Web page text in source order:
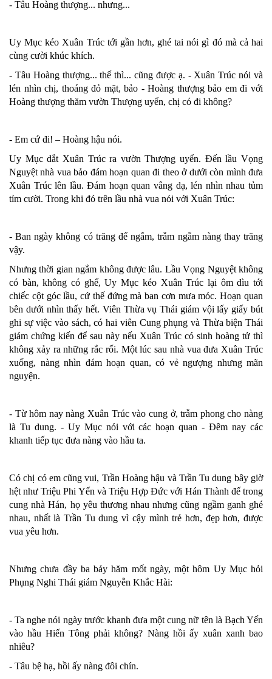
- Tâu Hoàng thượng... nhưng...
Uy Mục kéo Xuân Trúc tới gần hơn, ghé tai nói gì đó mà cả hai
cùng cười khúc khích.
- Tâu Hoàng thượng... thế thì... cũng được ạ. - Xuân Trúc nói và
lén nhìn chị, thoáng đỏ mặt, bảo - Hoàng thượng bảo em đi với
Hoàng thượng thăm vườn Thượng uyển, chị có đi không?
- Em cứ đi! – Hoàng hậu nói.
Uy Mục dắt Xuân Trúc ra vườn Thượng uyển. Đến lầu Vọng
Nguyệt nhà vua bảo đám hoạn quan đi theo ở dưới còn mình đưa
Xuân Trúc lên lầu. Đám hoạn quan vâng dạ, lén nhìn nhau tủm
tỉm cười. Trong khi đó trên lầu nhà vua nói với Xuân Trúc:
- Ban ngày không có trăng để ngắm, trẫm ngắm nàng thay trăng
vậy.
Nhưng thời gian ngắm không được lâu. Lầu Vọng Nguyệt không
có bàn, không có ghế, Uy Mục kéo Xuân Trúc lại ôm dìu tới
chiếc cột góc lầu, cứ thế đứng mà ban cơn mưa móc. Hoạn quan
bên dưới nhìn thấy hết. Viên Thừa vụ Thái giám vội lấy giấy bút
ghi sự việc vào sách, có hai viên Cung phụng và Thừa biện Thái
giám chứng kiến để sau này nếu Xuân Trúc có sinh hoàng tử thì
không xảy ra những rắc rối. Một lúc sau nhà vua đưa Xuân Trúc
xuống, nàng nhìn đám hoạn quan, có vẻ ngượng nhưng mãn
nguyện.
- Từ hôm nay nàng Xuân Trúc vào cung ở, trẫm phong cho nàng
là Tu dung. - Uy Mục nói với các hoạn quan - Đêm nay các
khanh tiếp tục đưa nàng vào hầu ta.
Có chị có em cũng vui, Trần Hoàng hậu và Trần Tu dung bây giờ
hệt như Triệu Phi Yến và Triệu Hợp Đức với Hán Thành đế trong
cung nhà Hán, họ yêu thương nhau nhưng cũng ngầm ganh ghé
nhau, nhất là Trần Tu dung vì cậy mình trẻ hơn, đẹp hơn, được
vua yêu hơn.
Nhưng chưa đầy ba bảy hăm mốt ngày, một hôm Uy Mục hỏi
Phụng Nghi Thái giám Nguyễn Khắc Hài:
- Ta nghe nói ngày trước khanh đưa một cung nữ tên là Bạch Yến
vào hầu Hiến Tông phải không? Nàng hồi ấy xuân xanh bao
nhiêu?
- Tâu bệ hạ, hồi ấy nàng đôi chín.